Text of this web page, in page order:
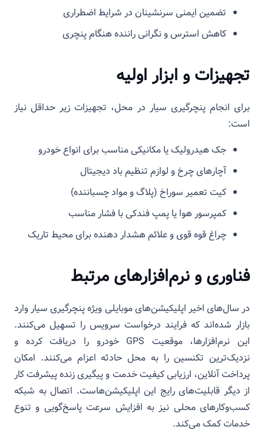
تضمین ایمنی سرنشینان در شرایط اضطراری
کاهش استرس و نگرانی راننده هنگام پنچری
تجهیزات و ابزار اولیه
برای انجام پنچرگیری سیار در محل، تجهیزات زیر حداقل نیاز
است:
جک هیدرولیک یا مکانیکی مناسب برای انواع خودرو
آچارهای چرخ و لوازم تنظیم باد دیجیتال
کیت تعمیر سوراخ (پلاگ و مواد چسباننده)
کمپرسور هوا یا پمپ فندکی با فشار مناسب
چراغ قوه قوی و علائم هشدار دهنده برای محیط تاریک
فناوری و نرم‌افزارهای مرتبط
در سال‌های اخیر اپلیکیشن‌های موبایلی ویژه پنچرگیری سیار وارد
بازار شده‌اند که فرایند درخواست سرویس را تسهیل می‌کنند.
این نرم‌افزارها، موقعیت GPS خودرو را دریافت کرده و
نزدیک‌ترین تکنسین را به محل حادثه اعزام می‌کنند. امکان
پرداخت آنلاین، ارزیابی کیفیت خدمت و پیگیری زنده پیشرفت کار
از دیگر قابلیت‌های رایج این اپلیکیشن‌هاست. اتصال به شبکه
کسب‌وکارهای محلی نیز به افزایش سرعت پاسخ‌گویی و تنوع
خدمات کمک می‌کند.